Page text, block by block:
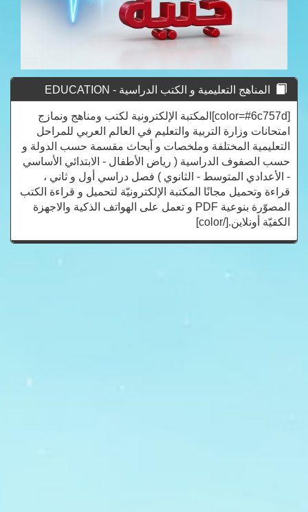
المناهج التعليمية و الكتب الدراسية - EDUCATION
CURRICULUM[color=#6c757d]المكتبة الإلكترونية لكتب ومناهج ونمازج
امتحانات وزارة التربية والتعليم في العالم العربي للمراحل
التعليمية المختلفة وملخصات و أبحاث مقسمة حسب الدولة و
حسب الصفوف الدراسية ( رياض الأطفال - الابتدائي الأساسي
- الأعدادي المتوسط - الثانوي ) فصل دراسي أول و ثاني ،
قراءة وتحميل مجانًا المكتبة الإلكترونيّة لتحميل و قراءة الكتب
المصوّرة بنوعية PDF و تعمل على الهواتف الذكية والاجهزة
الكفيّة أونلاين.[/color]